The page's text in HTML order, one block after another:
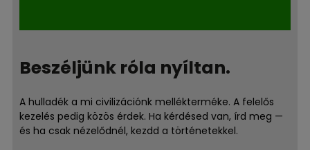
Beszéljünk róla nyíltan.
A hulladék a mi civilizációnk mellékterméke. A felelős
kezelés pedig közös érdek. Ha kérdésed van, írd meg —
és ha csak nézelődnél, kezdd a történetekkel.